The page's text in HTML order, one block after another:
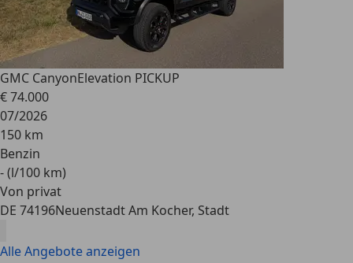
GMC CanyonElevation PICKUP
€ 74.000
07/2026
150 km
Benzin
- (l/100 km)
Von privat
DE 74196Neuenstadt Am Kocher, Stadt
Alle Angebote anzeigen